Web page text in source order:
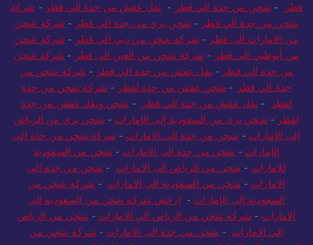
قطر
- شحن من جدة الي قطر - نقل عفش من جدة الي قطر - شركة
شحن من جدة الي قطر - شحن بري من جدة الي قطر - شركة شحن
من الامارات الى قطر - شركة شحن من دبي الى قطر - شركة شحن
من أبوظبي الى قطر - شركة شحن من العين الى قطر - شركة شحن
من جدة الي قطر - نقل عفش من جدة الي قطر - شركة شحن من
جدة الي قطر - شحن عفش من جدة لقطر - شركة شحن من جدة
لقطر
- نقل عفش من جدة الي قطر - شحن ونقل عفش من جدة
لقطر - شحن بري من السعودية إلى الإمارات - شحن بري من الرياض
إلى الإمارات - شحن من جدة الى الامارات - شركة شحن من جدة إلى
الإمارات - شحن من جدة الى الامارات - شحن من السعودية
للامارات - شحن من الرياض الى الامارات - شحن من جدة الى
الامارات - شحن من السعودية الي الامارات - شركة شحن من
السعودية إلى الإمارات - ارخص شركة شحن من السعودية الى
الامارات - شركة شحن من الرياض الي الامارات - شحن من الرياض
الي الامارات - شحن من جدة الى الامارات - شركة شحن من